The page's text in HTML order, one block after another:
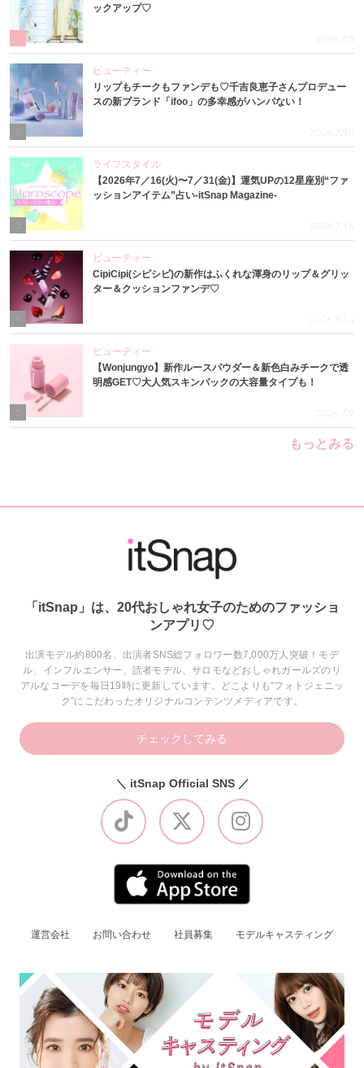
ックアップ♡
2026.7.8
ビューティー
リップもチークもファンデも♡千吉良恵子さんプロデュー
スの新ブランド「ifoo」の多幸感がハンパない！
2026.7.10
3
ライフスタイル
【2026年7／16(火)〜7／31(金)】運気UPの12星座別“ファ
ッションアイテム”占い-itSnap Magazine-
2026.7.16
4
ビューティー
CipiCipi(シピシピ)の新作はふくれな渾身のリップ＆グリッ
ター＆クッションファンデ♡
2026.7.14
ビューティー
【Wonjungyo】新作ルースパウダー＆新色白みチークで透
明感GET♡大人気スキンパックの大容量タイプも！
2026.7.9
もっとみる
「itSnap」は、20代おしゃれ女子のためのファッショ
ンアプリ♡
出演モデル約800名、出演者SNS総フォロワー数7,000万人突破！モデ
ル、インフルエンサー、読者モデル、サロモなどおしゃれガールズのリ
アルなコーデを毎日19時に更新しています。どこよりも“フォトジェニッ
ク”にこだわったオリジナルコンテンツメディアです。
チェックしてみる
＼ itSnap Official SNS ／
運営会社 お問い合わせ 社員募集 モデルキャスティング